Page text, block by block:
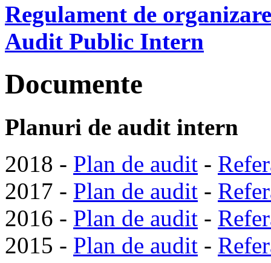
Regulament de
Audit Public Intern
Documente
Planuri de audit intern
2018 - Plan de audit -
2017 - Plan de audit -
2016 - Plan de audit -
2015 - Plan de audit -